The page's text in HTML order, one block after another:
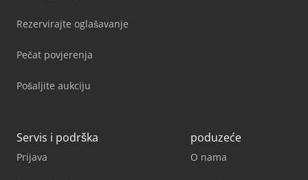
Rezervirajte oglašavanje
Pečat povjerenja
Pošaljite aukciju
Servis i podrška
Prijava
poduzeće
O nama